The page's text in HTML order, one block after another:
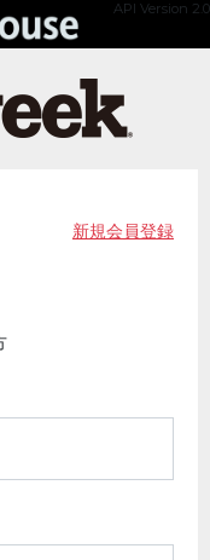
API Version 2.0
新規会員登録